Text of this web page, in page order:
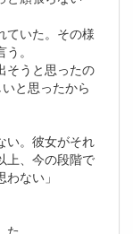
ていた。その様
。
そうと思ったの
と思ったから
い。彼女がそれ
上、今の段階で
ない」
。